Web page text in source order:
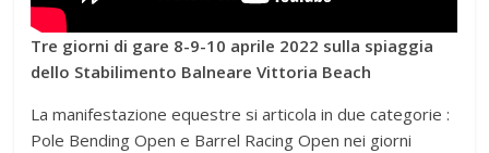
Tre giorni di gare 8-9-10 aprile 2022 sulla spiaggia
dello Stabilimento Balneare Vittoria Beach
La manifestazione equestre si articola in due categorie :
Pole Bending Open e Barrel Racing Open nei giorni